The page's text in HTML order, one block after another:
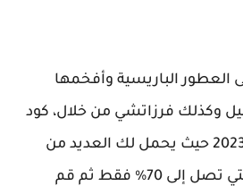
الباريسية وأفخمها
وكذلك فرزاتشي من خلال، كود
خصم نمشي الكويت 2023 حيث يحمل لك العديد من
الخصومات الهائلة والتي تصل إلى 70% فقط ثم قم